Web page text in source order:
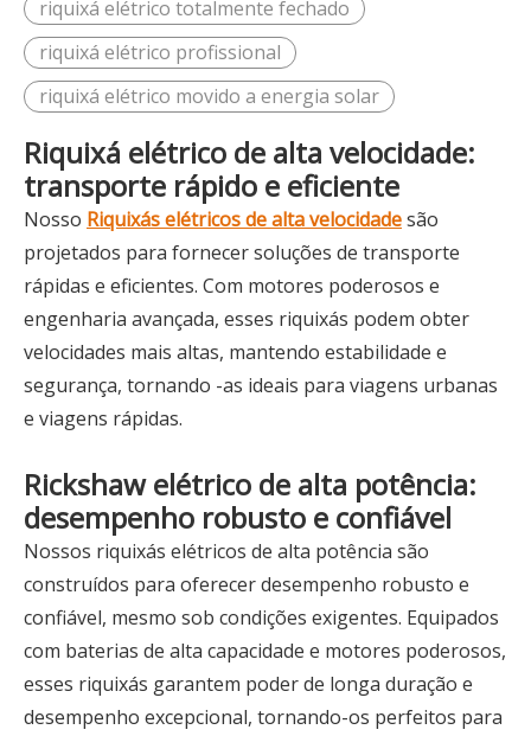
riquixá elétrico totalmente fechado
riquixá elétrico profissional
riquixá elétrico movido a energia solar
Riquixá elétrico de alta velocidade:
transporte rápido e eficiente
Nosso Riquixás elétricos de alta velocidadesão
projetados para fornecer soluções de transporte
rápidas e eficientes. Com motores poderosos e
engenharia avançada, esses riquixás podem obter
velocidades mais altas, mantendo estabilidade e
segurança, tornando -as ideais para viagens urbanas
e viagens rápidas.
Rickshaw elétrico de alta potência:
desempenho robusto e confiável
Nossos riquixás elétricos de alta potência são
construídos para oferecer desempenho robusto e
confiável, mesmo sob condições exigentes. Equipados
com baterias de alta capacidade e motores poderosos,
esses riquixás garantem poder de longa duração e
desempenho excepcional, tornando-os perfeitos para